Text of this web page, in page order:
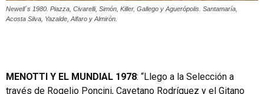
Newell´s 1980. Piazza, Civarelli, Simón, Killer, Gallego y Aguerópolis. Santamaría,
Acosta Silva, Yazalde, Alfaro y Almirón.
MENOTTI Y EL MUNDIAL 1978: “Llego a la Selección a
través de Rogelio Poncini, Cayetano Rodríguez y el Gitano